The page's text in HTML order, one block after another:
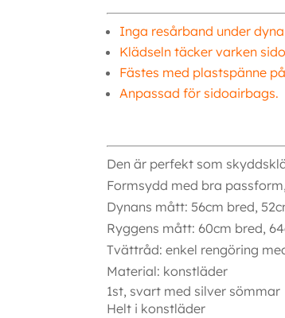
Inga resårband under
Klädseln täcker varken
Fästes med plastspänne
Anpassad för sidoairbags.
Den är perfekt som
Formsydd med bra
Dynans mått: 56cm bred,
Ryggens mått: 60cm bred,
Tvättråd: enkel rengöring
Material: konstläder
1st, svart med silver sömmar
Helt i konstläder